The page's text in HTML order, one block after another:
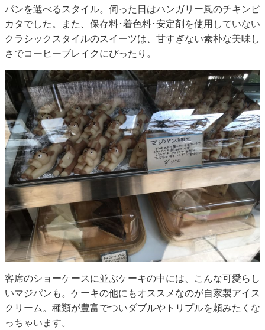
パンを選べるスタイル。伺った日はハンガリー風のチキンピ
カタでした。また、保存料･着色料･安定剤を使用していない
クラシックスタイルのスイーツは、甘すぎない素朴な美味し
さでコーヒーブレイクにぴったり。
客席のショーケースに並ぶケーキの中には、こんな可愛らし
いマジパンも。ケーキの他にもオススメなのが自家製アイス
クリーム。種類が豊富でついダブルやトリプルを頼みたくな
っちゃいます。